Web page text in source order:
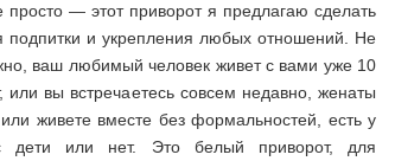
просто — этот приворот я предлагаю сделать
подпитки и укрепления любых отношений. Не
ваш любимый человек живет с вами уже 10
или вы встречаетесь совсем недавно, женаты
живете вместе без формальностей, есть у
дети или нет. Это белый приворот, для